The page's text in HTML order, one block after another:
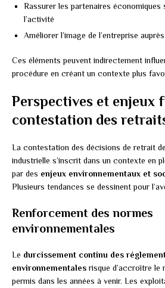
Rassurer les partenaires économiques
l’activité
Améliorer l’image de l’entreprise
Ces éléments peuvent indirectement
procédure en créant un contexte plus
Perspectives et enjeux
contestation des
La contestation des décisions de retrait
industrielle s’inscrit dans un contexte en
par des enjeux environnementaux et
Plusieurs tendances se dessinent pour
Renforcement des normes
environnementales
Le durcissement continu des
environnementalesrisque d’accroître le
permis dans les années à venir. Les